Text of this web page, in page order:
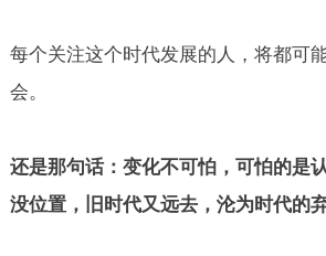
每个关注这个时代发展的人，将都可
会。
还是那句话：变化不可怕，可怕的是
没位置，旧时代又远去，沦为时代的